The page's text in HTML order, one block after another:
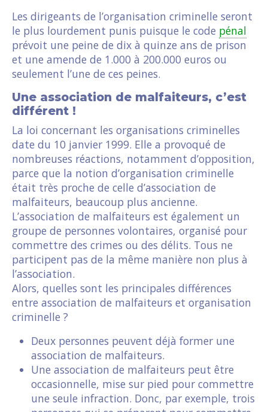
Les dirigeants de l’organisation criminelle seront
le plus lourdement punis puisque le code pénal
prévoit une peine de dix à quinze ans de prison
et une amende de 1.000 à 200.000 euros ou
seulement l’une de ces peines.
Une association de malfaiteurs, c’est
différent !
La loi concernant les organisations criminelles
date du 10 janvier 1999. Elle a provoqué de
nombreuses réactions, notamment d’opposition,
parce que la notion d’organisation criminelle
était très proche de celle d’association de
malfaiteurs, beaucoup plus ancienne.
L’association de malfaiteurs est également un
groupe de personnes volontaires, organisé pour
commettre des crimes ou des délits. Tous ne
participent pas de la même manière non plus à
l’association.
Alors, quelles sont les principales différences
entre association de malfaiteurs et organisation
criminelle ?
Deux personnes peuvent déjà former une
association de malfaiteurs.
Une association de malfaiteurs peut être
occasionnelle, mise sur pied pour commettre
une seule infraction. Donc, par exemple, trois